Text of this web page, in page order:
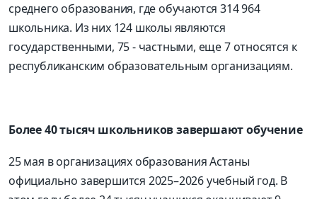
среднего образования, где обучаются 314 964
школьника. Из них 124 школы являются
государственными, 75 -частными, еще 7 относятся к
республиканским образовательным организациям.
Более 40 тысяч школьников завершают обучение
25 мая в организациях образования Астаны
официально завершится 2025–2026 учебный год. В